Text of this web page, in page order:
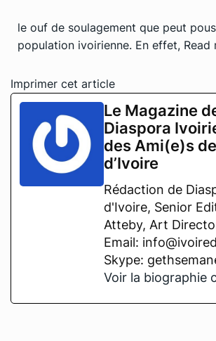
le ouf de soulagement que peut
population ivoirienne. En effet, Read
Imprimer cet article
Le Magazine
Diaspora
des Ami(e)s
d’Ivoire
Rédaction de
d'Ivoire, Senior
Atteby, Art
Email:
Skype:
Voir la biographie